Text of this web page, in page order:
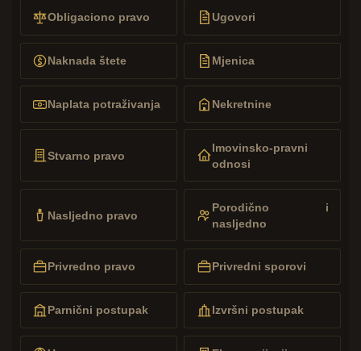
Obligaciono pravo Ugovori
Naknada štete Mjenica
Naplata potraživanja Nekretnine
Stvarno pravo
Imovinsko-pravni
odnosi
Nasljedno pravo
Porodično i
nasljedno
Privredno pravo Privredni sporovi
Parnični postupak Izvršni postupak